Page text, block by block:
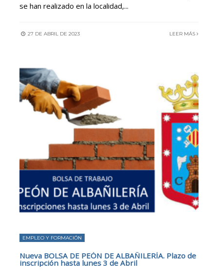
se han realizado en la localidad,...
27 DE ABRIL DE 2023 LEER MÁS
EMPLEO Y FORMACIÓN
Nueva BOLSA DE PEÓN DE ALBAÑILERÍA. Plazo de
inscripción hasta lunes 3 de Abril